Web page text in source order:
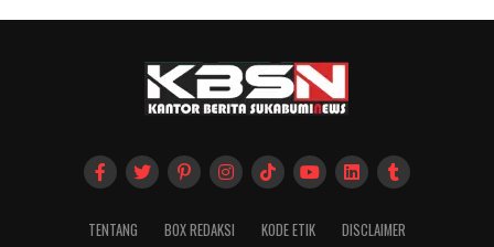
TENTANG BOX REDAKSI KODE ETIK DISCLAIMER